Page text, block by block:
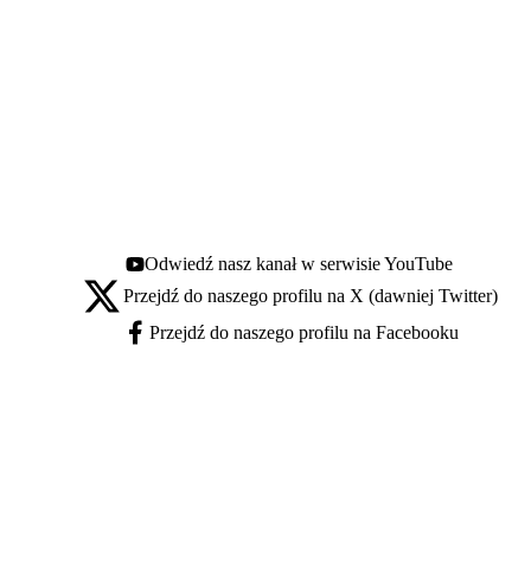
Youtube - otwiera się w nowej karcie
Odwiedź nasz kanał w serwisie YouTube
X - otwiera się w nowej karcie
Przejdź do naszego profilu na X (dawniej Twitter)
Facebook - otwiera się w nowej karcie
Przejdź do naszego profilu na Facebooku